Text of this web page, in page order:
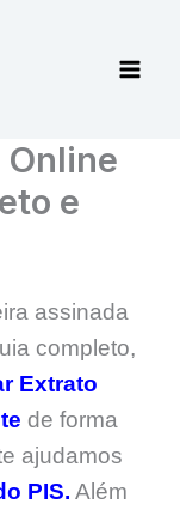
Online
e
assinada
completo,
Extrato
de forma
ajudamos
PIS. Além